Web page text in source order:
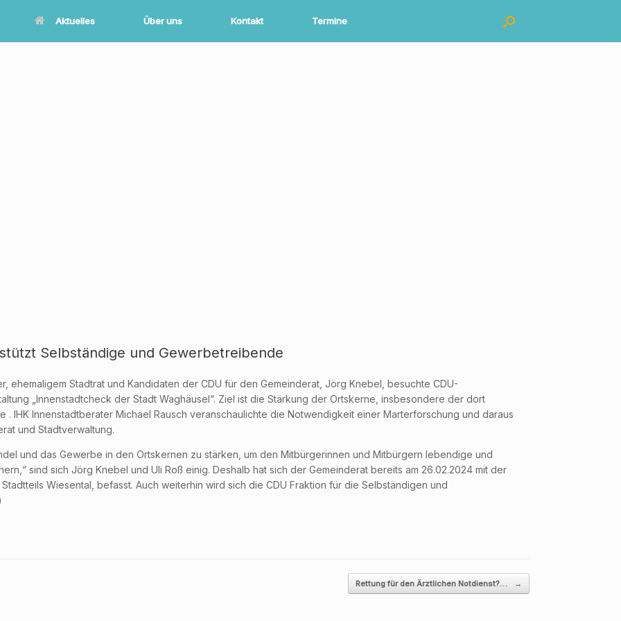
Aktuelles Über uns Kontakt Termine
Selbständige und Gewerbetreibende
ehemaligem Stadtrat und Kandidaten der CDU für den Gemeinderat, Jörg Knebel, besuchte CDU-
„Innenstadtcheck der Stadt Waghäusel“. Ziel ist die Stärkung der Ortskerne, insbesondere der dort
IHK Innenstadtberater Michael Rausch veranschaulichte die Notwendigkeit einer Marterforschung und daraus
und Stadtverwaltung.
und das Gewerbe in den Ortskernen zu stärken, um den Mitbürgerinnen und Mitbürgern lebendige und
sind sich Jörg Knebel und Uli Roß einig. Deshalb hat sich der Gemeinderat bereits am 26.02.2024 mit der
Wiesental, befasst. Auch weiterhin wird sich die CDU Fraktion für die Selbständigen und
Rettung für den Ärztlichen Notdienst?… →